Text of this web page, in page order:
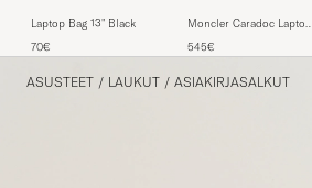
Laptop Bag 13" Black
70€
Moncler Caradoc Laptop
545€
ASUSTEET / LAUKUT / ASIAKIRJASALKUT